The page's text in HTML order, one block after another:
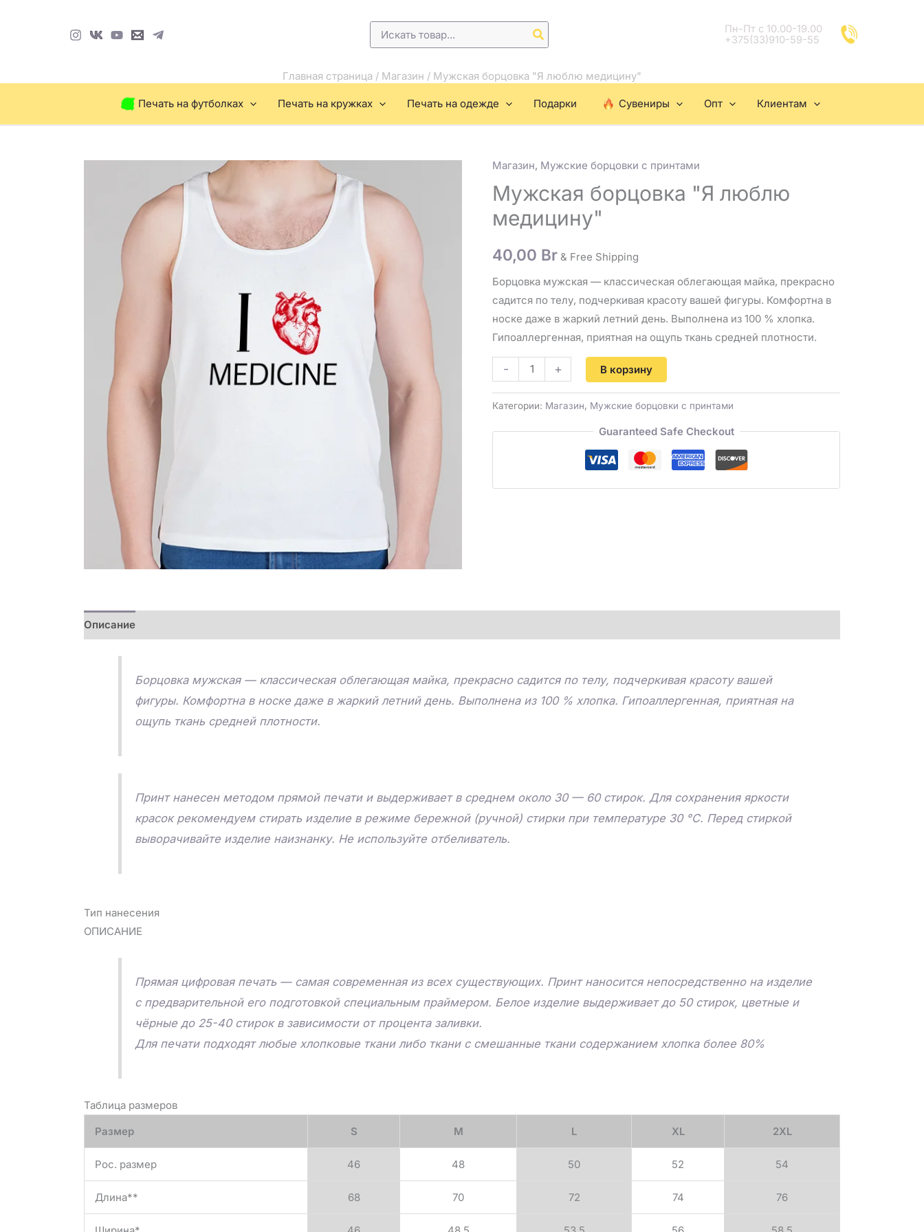
Пн-Пт с 10.00-19.00
+375(33)910-59-55
Главная страница / Магазин / Мужская борцовка "Я люблю медицину"
Печать на футболках Печать на кружках Печать на одежде Подарки Сувениры Опт Клиентам
Магазин, Мужские борцовки с принтами
Мужская борцовка "Я люблю
медицину"
40,00 Br & Free Shipping
Борцовка мужская — классическая облегающая майка, прекрасно
садится по телу, подчеркивая красоту вашей фигуры. Комфортна в
носке даже в жаркий летний день. Выполнена из 100 % хлопка.
Гипоаллергенная, приятная на ощупь ткань средней плотности.
-
Количество
товара
Мужская
борцовка
люблю
медицину"
+ В корзину
Категории: Магазин, Мужские борцовки с принтами
Guaranteed Safe Checkout
Описание
Борцовка мужская — классическая облегающая майка, прекрасно садится по телу, подчеркивая красоту вашей
фигуры. Комфортна в носке даже в жаркий летний день. Выполнена из 100 % хлопка. Гипоаллергенная, приятная на
ощупь ткань средней плотности.
Принт нанесен методом прямой печати и выдерживает в среднем около 30 — 60 стирок. Для сохранения яркости
красок рекомендуем стирать изделие в режиме бережной (ручной) стирки при температуре 30 °C. Перед стиркой
выворачивайте изделие наизнанку. Не используйте отбеливатель.
Тип нанесения
ОПИСАНИЕ
Прямая цифровая печать — самая современная из всех существующих. Принт наносится непосредственно на изделие
с предварительной его подготовкой специальным праймером. Белое изделие выдерживает до 50 стирок, цветные и
чёрные до 25-40 стирок в зависимости от процента заливки.
Для печати подходят любые хлопковые ткани либо ткани с смешанные ткани содержанием хлопка более 80%
Таблица размеров
Размер
S M L XL 2XL
Рос. размер 46 48 50 52 54
Длина** 68 70 72 74 76